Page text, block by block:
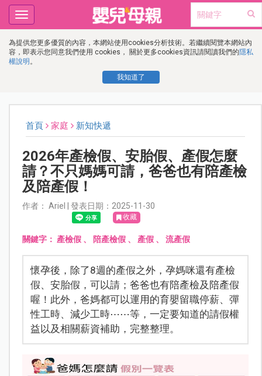
為提供您更多優質的內容，本網站使用cookies分析技術。若繼續閱覽本網站內
容，即表示您同意我們使用 cookies， 關於更多cookies資訊請閱讀我們的隱私
權說明 。
我知道了
Toggle
navigation
首頁 家庭 新知快遞
2026年產檢假、安胎假、產假怎麼
請？不只媽媽可請，爸爸也有陪產檢
及陪產假！
作者： Ariel | 發表日期：2025-11-30
收藏
關鍵字： 產檢假、 陪產檢假、 產假、 流產假
懷孕後，除了8週的產假之外，孕媽咪還有產檢
假、安胎假，可以請；爸爸也有陪產檢及陪產假
喔！此外，爸媽都可以運用的育嬰留職停薪、彈
性工時、減少工時⋯⋯等，一定要知道的請假權
益以及相關薪資補助，完整整理。